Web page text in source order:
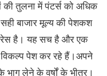
तुलना में पंटर्स को अधिक
बाजार मूल्य की पेशकश
रेस है। यह सच है और एक
विकल्प पेश कर रहे हैं।अपने
भाग लेने के वर्षों के भीतर।